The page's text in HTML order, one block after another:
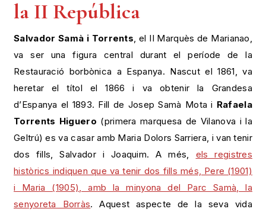
la II República
Salvador Samà i Torrents, el II Marquès de Marianao,
va ser una figura central durant el període de la
Restauració borbònica a Espanya. Nascut el 1861, va
heretar el títol el 1866 i va obtenir la Grandesa
d’Espanya el 1893. Fill de Josep Samà Mota i Rafaela
Torrents Higuero (primera marquesa de Vilanova i la
Geltrú) es va casar amb Maria Dolors Sarriera, i van tenir
dos fills, Salvador i Joaquim. A més, els registres
històrics indiquen que va tenir dos fills més, Pere (1901)
i Maria (1905), amb la minyona del Parc Samà, la
senyoreta Borràs. Aquest aspecte de la seva vida